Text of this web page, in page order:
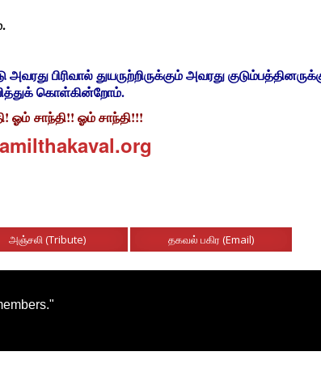
பிரிவால் துயருற்றிருக்கும் அவரது
கொள்கின்றோம்.
ஓம் சாந்தி!! ஓம் சாந்தி!!!
அஞ்சலி (Tribute) தகவல் பகிர (Email)